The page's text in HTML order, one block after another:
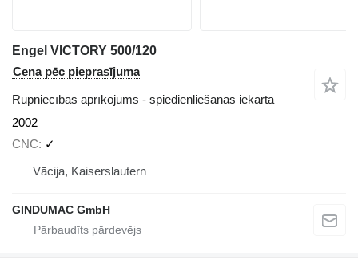
Engel VICTORY 500/120
Cena pēc pieprasījuma
Rūpniecības aprīkojums - spiedienliešanas iekārta
2002
CNC
✓
Vācija, Kaiserslautern
GINDUMAC GmbH